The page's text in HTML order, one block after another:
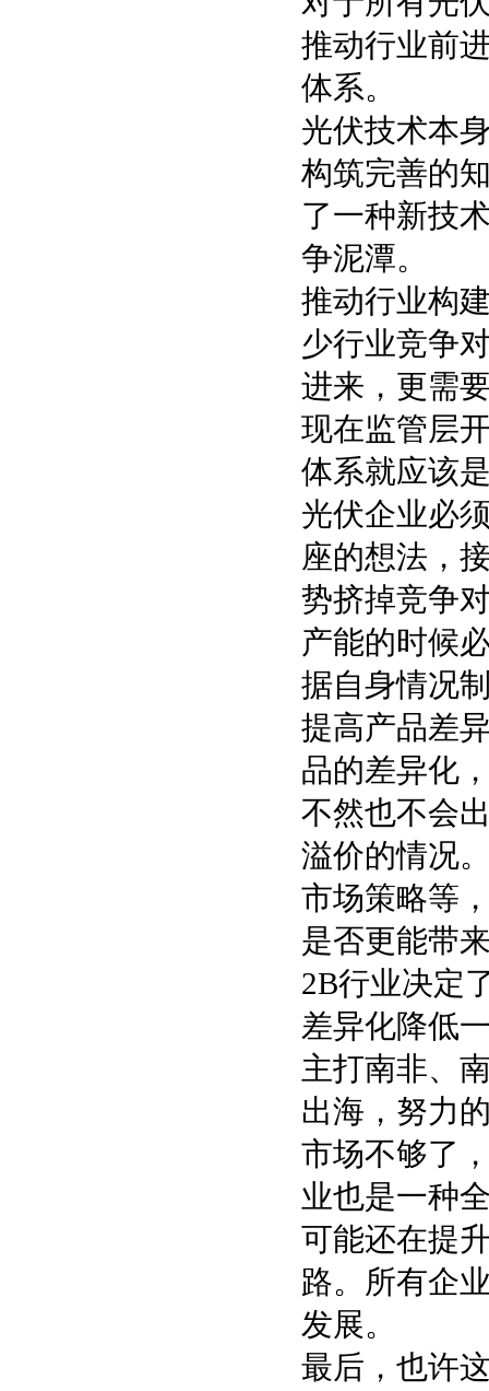
推动行业前
体系。
光伏技术本
构筑完善的
了一种新技
争泥潭。
推动行业构
少行业竞争
进来，更需
现在监管层
体系就应该
光伏企业必
座的想法，
势挤掉竞争
产能的时候
据自身情况
提高产品差
品的差异化
不然也不会
溢价的情况
市场策略等
是否更能带
2B行业决定
差异化降低
主打南非、
出海，努力
市场不够了
业也是一种
可能还在提
路。所有企
发展。
最后，也许